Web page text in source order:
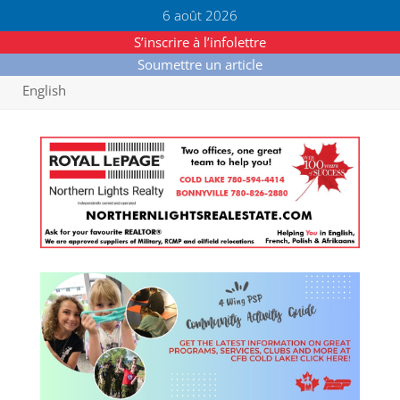
6 août 2026
S’inscrire à l’infolettre
Soumettre un article
English